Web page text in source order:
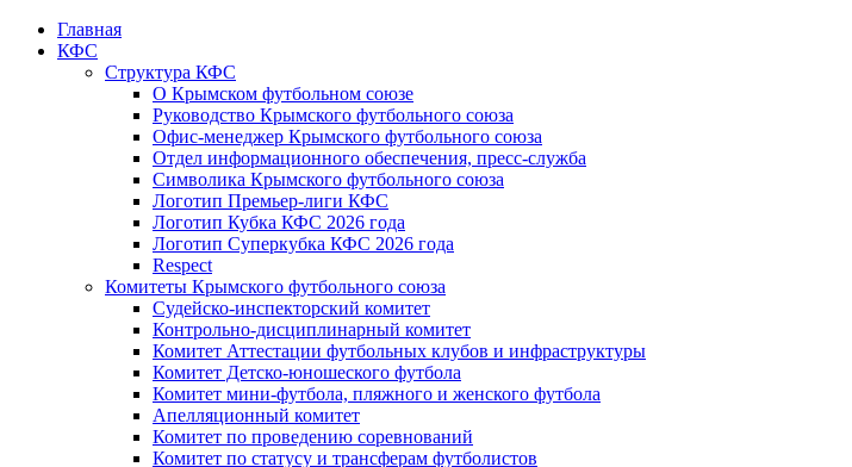
Главная
КФС
Структура КФС
О Крымском футбольном союзе
Руководство Крымского футбольного союза
Офис-менеджер Крымского футбольного союза
Отдел информационного обеспечения, пресс-служба
Символика Крымского футбольного союза
Логотип Премьер-лиги КФС
Логотип Кубка КФС 2026 года
Логотип Суперкубка КФС 2026 года
Respect
Комитеты Крымского футбольного союза
Судейско-инспекторский комитет
Контрольно-дисциплинарный комитет
Комитет Аттестации футбольных клубов и инфраструктуры
Комитет Детско-юношеского футбола
Комитет мини-футбола, пляжного и женского футбола
Апелляционный комитет
Комитет по проведению соревнований
Комитет по статусу и трансферам футболистов